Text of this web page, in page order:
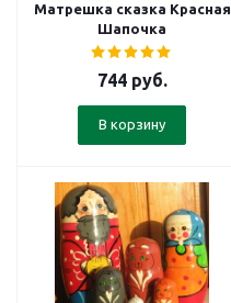
Матрешка сказка Красная
Шапочка
744руб.
В корзину